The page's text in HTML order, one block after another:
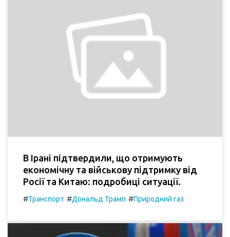
В Ірані підтвердили, що отримують
економічну та військову підтримку від
Росії та Китаю: подробиці ситуації.
#Транспорт #Дональд Трамп #Природний газ